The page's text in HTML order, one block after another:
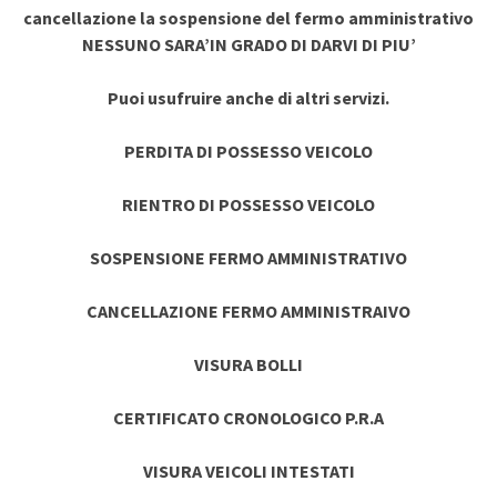
cancellazione la sospensione del fermo amministrativo
NESSUNO SARA’IN GRADO DI DARVI DI PIU’
Puoi usufruire anche di altri servizi.
PERDITA DI POSSESSO VEICOLO
RIENTRO DI POSSESSO VEICOLO
SOSPENSIONE FERMO AMMINISTRATIVO
CANCELLAZIONE FERMO AMMINISTRAIVO
VISURA BOLLI
CERTIFICATO CRONOLOGICO P.R.A
VISURA VEICOLI INTESTATI